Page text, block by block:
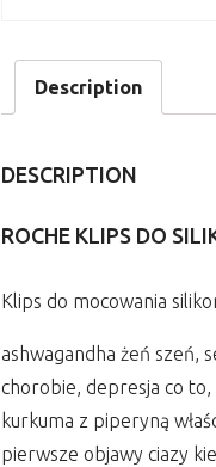
Description
DESCRIPTION
ROCHE KLIPS DO
Klips do mocowania
ashwagandha żeń szeń,
chorobie, depresja co to,
kurkuma z piperyną
pierwsze objawy ciazy